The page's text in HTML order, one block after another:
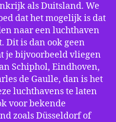
als Duitsland. We
dat het mogelijk is dat
naar een luchthaven
Dit is dan ook geen
je bijvoorbeeld vliegen
Schiphol, Eindhoven,
de Gaulle, dan is het
luchthavens te laten
voor bekende
zoals Düsseldorf of